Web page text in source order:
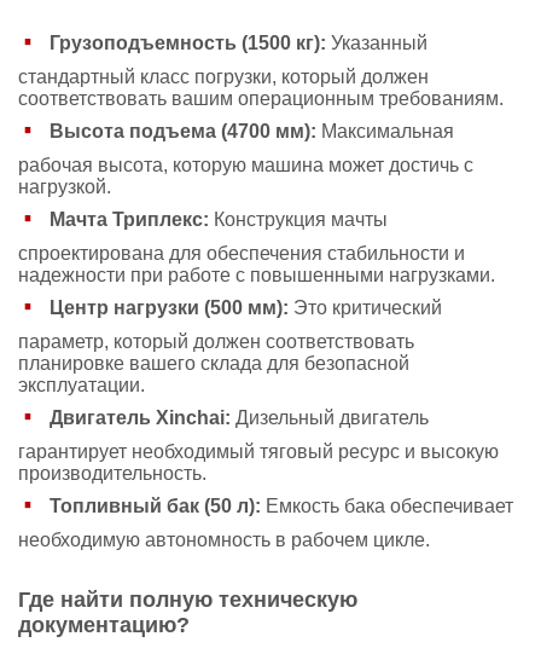
Грузоподъемность (1500 кг): Указанный
стандартный класс погрузки, который должен
соответствовать вашим операционным требованиям.
Высота подъема (4700 мм): Максимальная
рабочая высота, которую машина может достичь с
нагрузкой.
Мачта Триплекс: Конструкция мачты
спроектирована для обеспечения стабильности и
надежности при работе с повышенными нагрузками.
Центр нагрузки (500 мм): Это критический
параметр, который должен соответствовать
планировке вашего склада для безопасной
эксплуатации.
Двигатель Xinchai: Дизельный двигатель
гарантирует необходимый тяговый ресурс и высокую
производительность.
Топливный бак (50 л): Емкость бака обеспечивает
необходимую автономность в рабочем цикле.
Где найти полную техническую
документацию?